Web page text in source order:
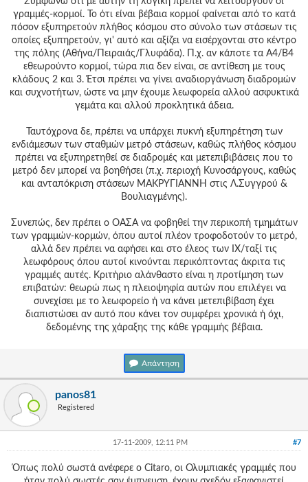
γραμμές-κορμοί. Το ότι είναι βέβαια κορμοί φαίνεται από το κατά
πόσον εξυπηρετούν πλήθος κόσμου στο σύνολο των στάσεων τις
οποίες εξυπηρετούν, γι' αυτό και αξίζει να εισέρχονται στο κέντρο
της πόλης (Αθήνα/Πειραιάς/Γλυφάδα). Π.χ. αν κάποτε τα Α4/Β4
εθεωρούντο κορμοί, τώρα πια δεν είναι, σε αντίθεση με τους
κλάδους 2 και 3. Έτσι πρέπει να γίνει αναδιοργάνωση διαδρομών
και συχνοτήτων, ώστε να μην έχουμε λεωφορεία αλλού ασφυκτικά
γεμάτα και αλλού προκλητικά άδεια.
Ταυτόχρονα δε, πρέπει να υπάρχει πυκνή εξυπηρέτηση των
ενδιάμεσων των σταθμών μετρό στάσεων, καθώς πλήθος κόσμου
πρέπει να εξυπηρετηθεί σε διαδρομές και μετεπιβιβάσεις που το
μετρό δεν μπορεί να βοηθήσει (π.χ. περιοχή Κυνοσάργους, καθώς
και ανταπόκριση στάσεων ΜΑΚΡΥΓΙΑΝΝΗ στις Λ.Συγγρού &
Βουλιαγμένης).
Συνεπώς, δεν πρέπει ο ΟΑΣΑ να φοβηθεί την περικοπή τμημάτων
των γραμμών-κορμών, όπου αυτοί πλέον τροφοδοτούν το μετρό,
αλλά δεν πρέπει να αφήσει και στο έλεος των ΙΧ/ταξί τις
λεωφόρους όπου αυτοί κινούνται περικόπτοντας άκριτα τις
γραμμές αυτές. Κριτήριο αλάνθαστο είναι η προτίμηση των
επιβατών: θεωρώ πως η πλειοψηφία αυτών που επιλέγει να
συνεχίσει με το λεωφορείο ή να κάνει μετεπιβίβαση έχει
διαπιστώσει αν αυτό που κάνει τον συμφέρει χρονικά ή όχι,
δεδομένης της χάραξης της κάθε γραμμής βέβαια.
Απάντηση
panos81
Registered
#7
17-11-2009, 12:11 PM
Όπως πολύ σωστά ανέφερε ο Citaro, οι Ολυμπιακές γραμμές που